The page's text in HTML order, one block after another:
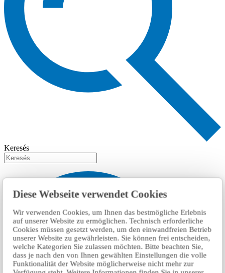
Diese Webseite verwendet Cookies
Wir verwenden Cookies, um Ihnen das bestmögliche Erlebnis
auf unserer Website zu ermöglichen. Technisch erforderliche
Cookies müssen gesetzt werden, um den einwandfreien Betrieb
unserer Website zu gewährleisten. Sie können frei entscheiden,
welche Kategorien Sie zulassen möchten. Bitte beachten Sie,
dass je nach den von Ihnen gewählten Einstellungen die volle
Funktionalität der Website möglicherweise nicht mehr zur
Keresés